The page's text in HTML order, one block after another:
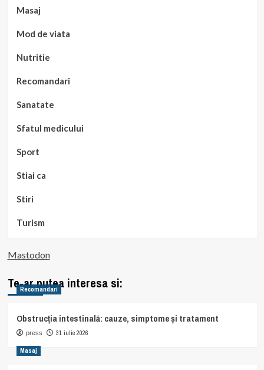
Masaj
Mod de viata
Nutritie
Recomandari
Sanatate
Sfatul medicului
Sport
Stiai ca
Stiri
Turism
Mastodon
Te-ar putea interesa si:
Recomandari
Obstrucția intestinală: cauze, simptome și tratament
press 31 iulie 2026
Masaj